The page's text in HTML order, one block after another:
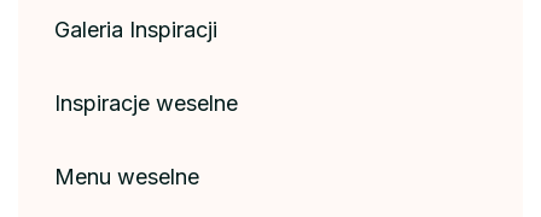
Galeria Inspiracji
Inspiracje weselne
Menu weselne